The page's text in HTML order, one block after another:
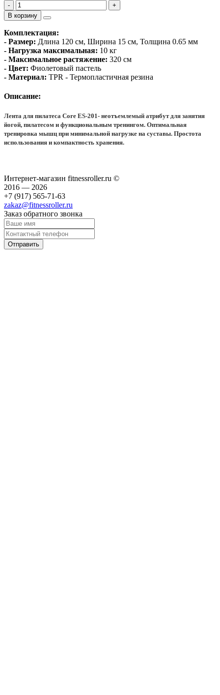
-
+
В корзину
Комплектация:
- Размер: Длина 120 см, Ширина 15 см, Толщина 0.65 мм
- Нагрузка максимальная: 10 кг
- Максимальное растяжение: 320 см
- Цвет: Фиолетовый пастель
- Материал: TPR - Термопластичная резина
Описание:
Лента для пилатеса Core ES-201- неотъемлемый атрибут для занятия
йогой, пилатесом и функциональным тренингом. Оптимальная
тренировка мышц при минимальной нагрузке на суставы. Простота
использования и компактность хранения.
Интернет-магазин fitnessroller.ru ©
2016 — 2026
+7 (917) 565-71-63
zakaz@fitnessroller.ru
Заказ обратного звонка
Отправить